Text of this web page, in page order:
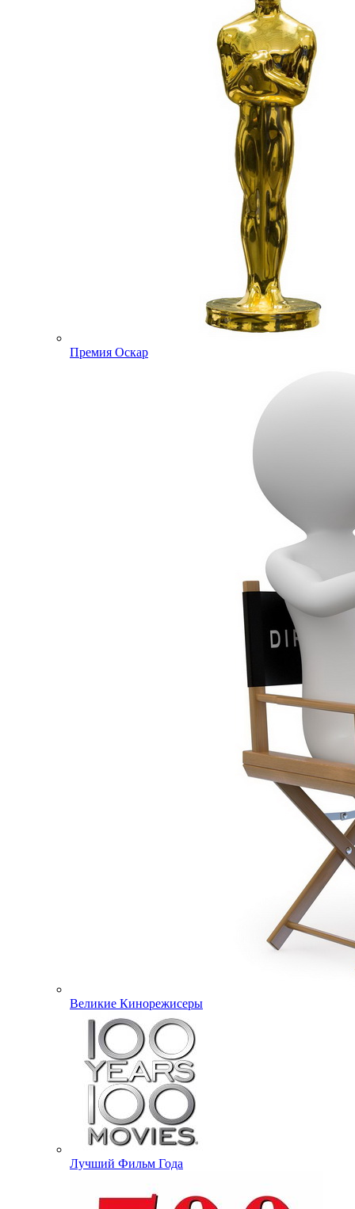
Премия Оскар
Великие Кинорежисеры
Лучший Фильм Года